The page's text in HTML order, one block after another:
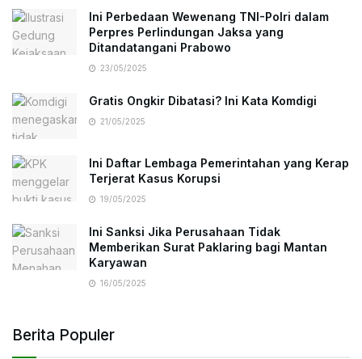
Ini Perbedaan Wewenang TNI-Polri dalam
Perpres Perlindungan Jaksa yang
Ditandatangani Prabowo
23/05/2025
Gratis Ongkir Dibatasi? Ini Kata Komdigi
21/05/2025
Ini Daftar Lembaga Pemerintahan yang Kerap
Terjerat Kasus Korupsi
19/05/2025
Ini Sanksi Jika Perusahaan Tidak
Memberikan Surat Paklaring bagi Mantan
Karyawan
16/05/2025
Berita Populer